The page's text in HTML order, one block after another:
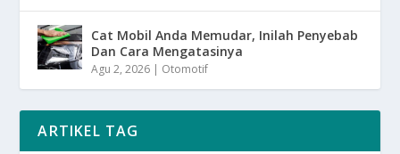
Cat Mobil Anda Memudar, Inilah Penyebab
Dan Cara Mengatasinya
Agu 2, 2026 | Otomotif
ARTIKEL TAG